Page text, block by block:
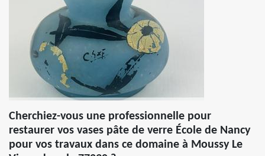
Cherchiez-vous une professionnelle pour
restaurer vos vases pâte de verre École de Nancy
pour vos travaux dans ce domaine à Moussy Le